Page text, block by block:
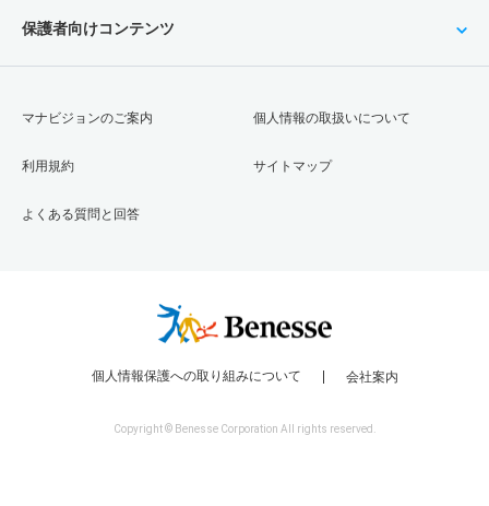
保護者向けコンテンツ
マナビジョンのご案内
利用規約
よくある質問と回答
個人情報の取扱いについて
サイトマップ
個人情報保護への取り組みについて 会社案内
Copyright © Benesse Corporation All rights reserved.